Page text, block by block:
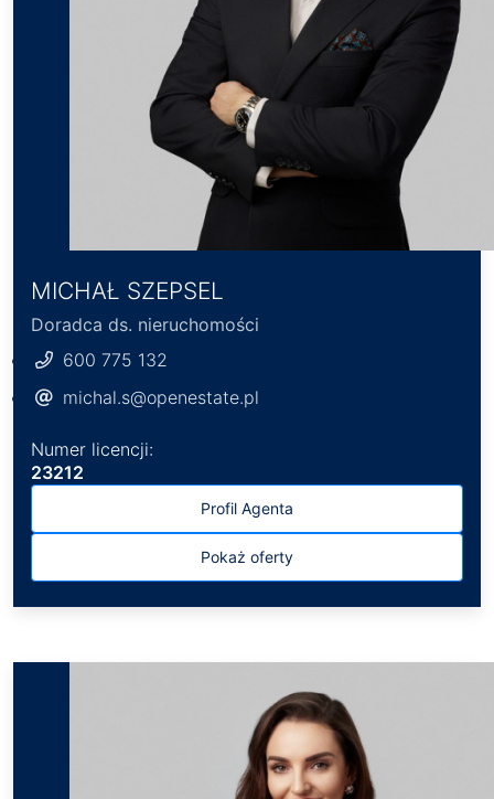
MICHAŁ SZEPSEL
Doradca ds. nieruchomości
600 775 132
michal.s@openestate.pl
Numer licencji:
23212
Profil Agenta
Pokaż oferty